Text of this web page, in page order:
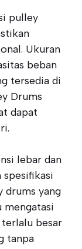
pulley
Ukuran
beban
tersedia di
Drums
dapat
lebar dan
spesifikasi
drums yang
besar
tanpa